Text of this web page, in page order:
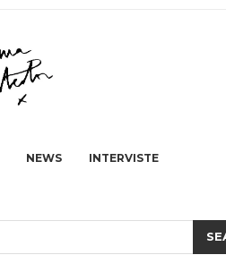
NEWS INTERVISTE